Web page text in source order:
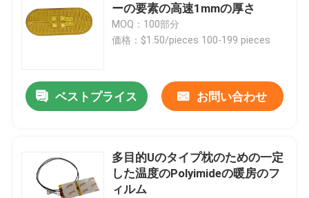
ーの要素の高速1mmの厚さ
MOQ：100部分
価格：$1.50/pieces 100-199 pieces
ベストプライス お問い合わせ
多目的Uのタイプ枕のための一定
した温度のPolyimideの暖房のフ
ィルム